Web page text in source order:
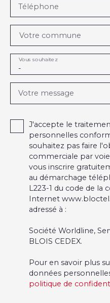
Téléphone
Votre commune
-
Vous souhaitez
Votre message
J'accepte le
personnelles
souhaitez pas faire
commerciale par
vous inscrire
au démarchage
L223-1 du code de la
Internet
adressé à :
Société Worldline,
BLOIS CEDEX.
Pour en savoir plus
données
politique de